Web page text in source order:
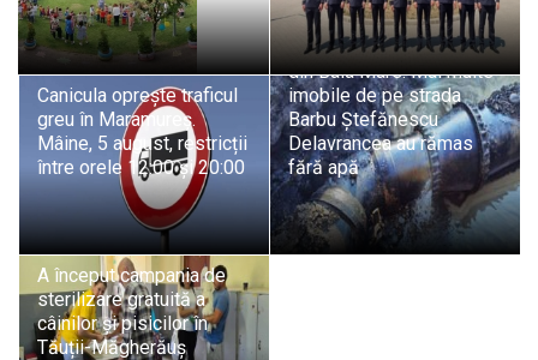
Canicula oprește traficul
greu în Maramureș.
Mâine, 5 august, restricții
între orele 12:00 și 20:00
Avarie la rețeaua de apă
din Baia Mare. Mai multe
imobile de pe strada
Barbu Ștefănescu
Delavrancea au rămas
fără apă
A început campania de
sterilizare gratuită a
câinilor și pisicilor în
Tăuții-Măgherăuș